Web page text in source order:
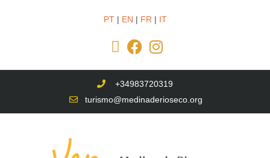
PT| EN | FR | IT
+34983720319
turismo@medinaderioseco.org